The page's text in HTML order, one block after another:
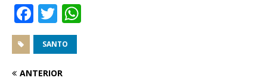
F
a
c
e
T
w
it
te
SANTO
ANTERIOR